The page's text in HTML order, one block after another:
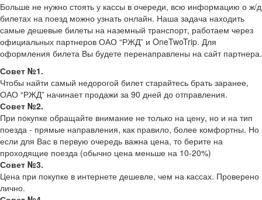
Больше не нужно стоять у кассы в очереди, всю информацию о ж/д
билетах на поезд можно узнать онлайн. Наша задача находить
самые дешевые билеты на наземный транспорт, работаем через
официальных партнеров ОАО “РЖД” и OneTwoTrip. Для
оформления билета Вы будете перенаправлены на сайт партнера.
Совет №1.
Чтобы найти самый недорогой билет старайтесь брать заранее,
ОАО “РЖД” начинает продажи за 90 дней до отправления.
Совет №2.
При покупке обращайте внимание не только на цену, но и на тип
поезда - прямые направления, как правило, более комфортны. Но
если для Вас в первую очередь важна цена, то берите на
проходящие поезда (обычно цена меньше на 10-20%)
Совет №3.
Цена при покупке в интернете дешевле, чем на кассах. Проверено
лично.